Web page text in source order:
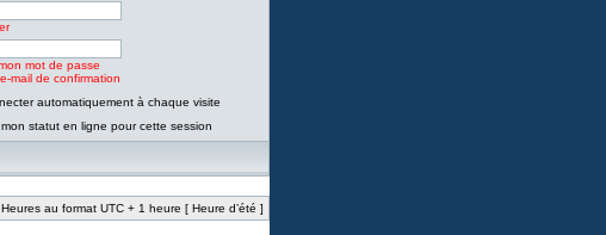
mot de passe
mail de confirmation
automatiquement à chaque visite
statut en ligne pour cette session
Heures au format UTC + 1 heure [ Heure d’été ]